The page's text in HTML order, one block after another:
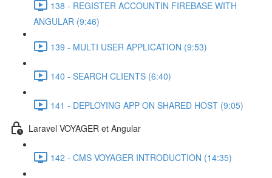
138 - REGISTER ACCOUNTIN FIREBASE WITH
ANGULAR (9:46)
139 - MULTI USER APPLICATION (9:53)
140 - SEARCH CLIENTS (6:40)
141 - DEPLOYING APP ON SHARED HOST (9:05)
Laravel VOYAGER et Angular
142 - CMS VOYAGER INTRODUCTION (14:35)